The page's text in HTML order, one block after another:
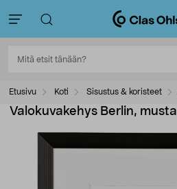
Etusivu Koti Sisustus & koristeet
Valokuvakehys Berlin, musta